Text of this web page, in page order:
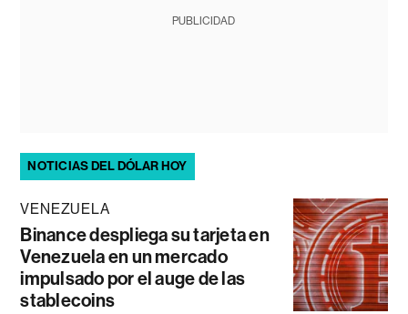
PUBLICIDAD
NOTICIAS DEL DÓLAR HOY
VENEZUELA
Binance despliega su tarjeta en
Venezuela en un mercado
impulsado por el auge de las
stablecoins